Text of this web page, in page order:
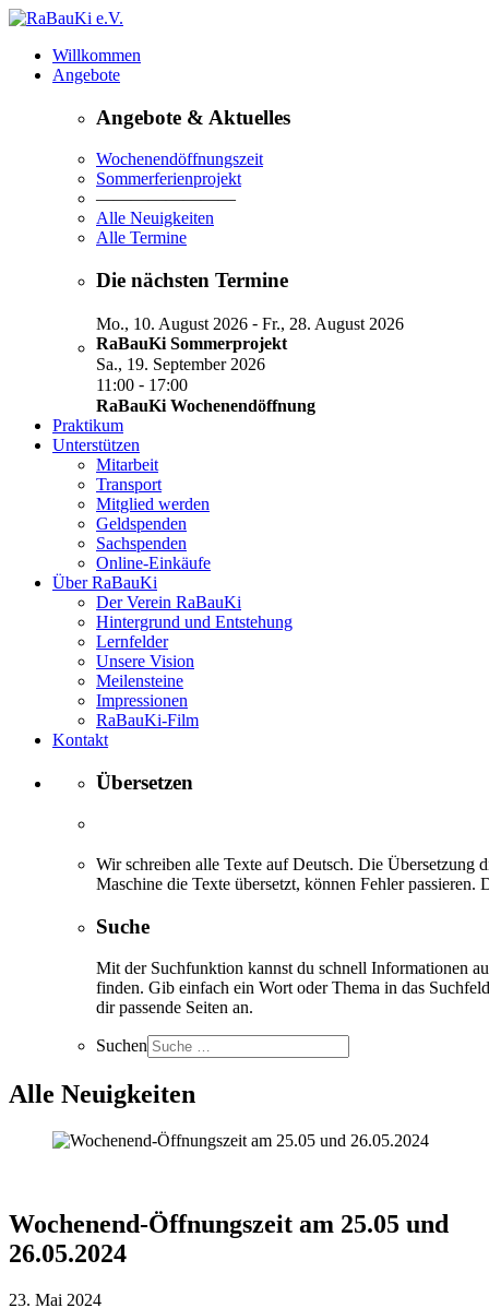
Willkommen
Angebote
Angebote & Aktuelles
Wochenendöffnungszeit
Sommerferienprojekt
————————
Alle Neuigkeiten
Alle Termine
Die nächsten Termine
Mo., 10. August 2026 - Fr., 28. August 2026
RaBauKi Sommerprojekt
Sa., 19. September 2026
11:00 - 17:00
RaBauKi Wochenendöffnung
Praktikum
Unterstützen
Mitarbeit
Transport
Mitglied werden
Geldspenden
Sachspenden
Online-Einkäufe
Über RaBauKi
Der Verein RaBauKi
Hintergrund und Entstehung
Lernfelder
Unsere Vision
Meilensteine
Impressionen
RaBauKi-Film
Kontakt
Übersetzen
Wir schreiben alle Texte auf Deutsch. Die Übersetzung
Maschine die Texte übersetzt, können Fehler passieren.
Suche
Mit der Suchfunktion kannst du schnell Informationen
finden. Gib einfach ein Wort oder Thema in das
dir passende Seiten an.
Suchen
Alle Neuigkeiten
Wochenend-Öffnungszeit am 25.05 und
26.05.2024
23. Mai 2024